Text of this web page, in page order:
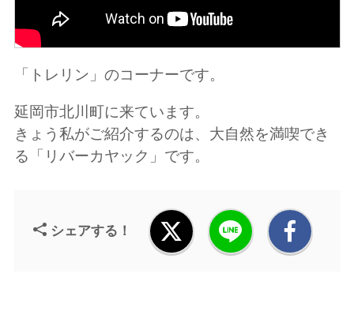
「トレリン」のコーナーです。
延岡市北川町に来ています。
きょう私がご紹介するのは、大自然を満喫でき
る「リバーカヤック」です。
シェアする！